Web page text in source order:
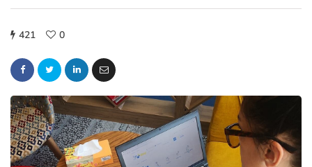
421 0